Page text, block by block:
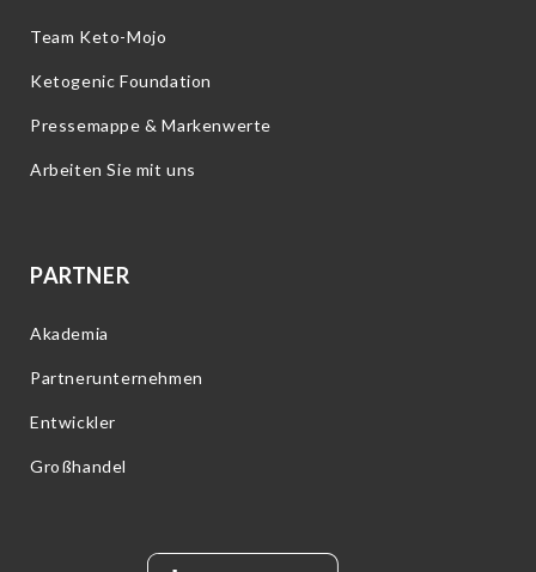
Team Keto-Mojo
Ketogenic Foundation
Pressemappe & Markenwerte
Arbeiten Sie mit uns
PARTNER
Akademia
Partnerunternehmen
Entwickler
Großhandel